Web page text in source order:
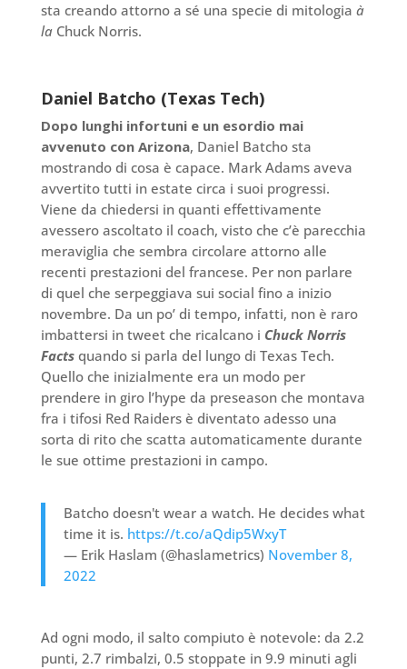
sta creando attorno a sé una specie di mitologia à
laChuck Norris.
Daniel Batcho (Texas Tech)
Dopo lunghi infortuni e un esordio mai
avvenuto con Arizona, Daniel Batcho sta
mostrando di cosa è capace. Mark Adams aveva
avvertito tutti in estate circa i suoi progressi.
Viene da chiedersi in quanti effettivamente
avessero ascoltato il coach, visto che c’è parecchia
meraviglia che sembra circolare attorno alle
recenti prestazioni del francese. Per non parlare
di quel che serpeggiava sui social fino a inizio
novembre. Da un po’ di tempo, infatti, non è raro
imbattersi in tweet che ricalcano i Chuck Norris
Factsquando si parla del lungo di Texas Tech.
Quello che inizialmente era un modo per
prendere in giro l’hype da preseason che montava
fra i tifosi Red Raiders è diventato adesso una
sorta di rito che scatta automaticamente durante
le sue ottime prestazioni in campo.
Batcho doesn't wear a watch. He decides what
time it is. https://t.co/aQdip5WxyT
— Erik Haslam (@haslametrics) November 8,
2022
Ad ogni modo, il salto compiuto è notevole: da 2.2
punti, 2.7 rimbalzi, 0.5 stoppate in 9.9 minuti agli